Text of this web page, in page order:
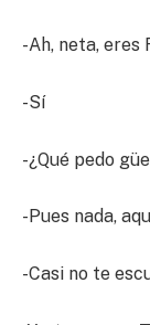
-Ah, neta, eres
-Sí
-¿Qué pedo
-Pues nada,
-Casi no te